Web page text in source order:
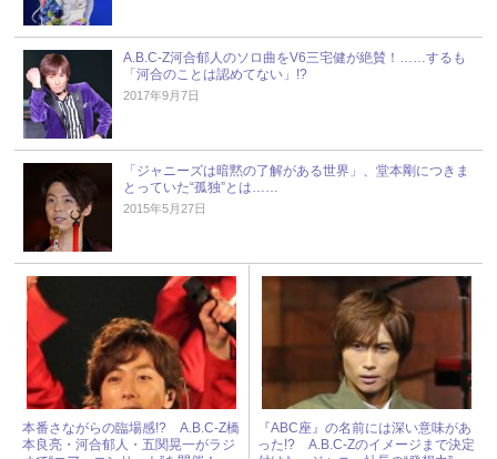
A.B.C-Z河合郁人のソロ曲をV6三宅健が絶賛！……するも
「河合のことは認めてない」!?
2017年9月7日
「ジャニーズは暗黙の了解がある世界」、堂本剛につきま
とっていた“孤独”とは……
2015年5月27日
本番さながらの臨場感!? A.B.C-Z橋
本良亮・河合郁人・五関晃一がラジ
『ABC座』の名前には深い意味があ
った!? A.B.C-Zのイメージまで決定